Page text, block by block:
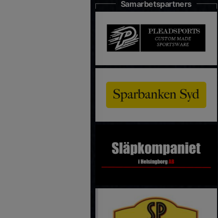
Samarbetspartners